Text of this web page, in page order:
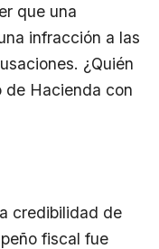
que una
infracción a las
¿Quién
de Hacienda con
credibilidad de
fiscal fue